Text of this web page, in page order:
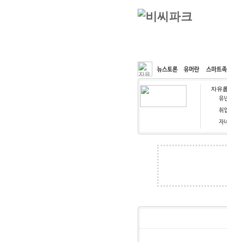
커뮤니티 속도패치
자유